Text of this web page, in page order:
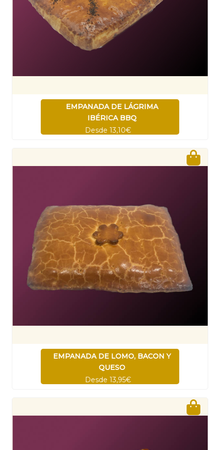
EMPANADA DE LÁGRIMA
IBÉRICA BBQ
Desde 13,10€
EMPANADA DE LOMO, BACON Y
QUESO
Desde 13,95€